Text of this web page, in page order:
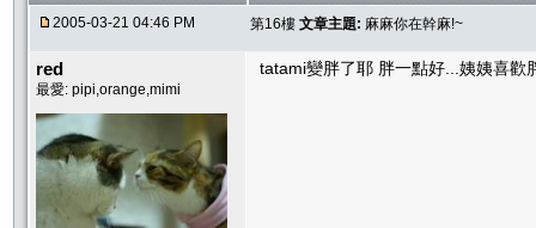
2005-03-21 04:46 PM 第16樓 文章主題: 麻麻你在幹麻!~
red
最愛: pipi,orange,mimi
tatami變胖了耶 胖一點好...姨姨喜歡